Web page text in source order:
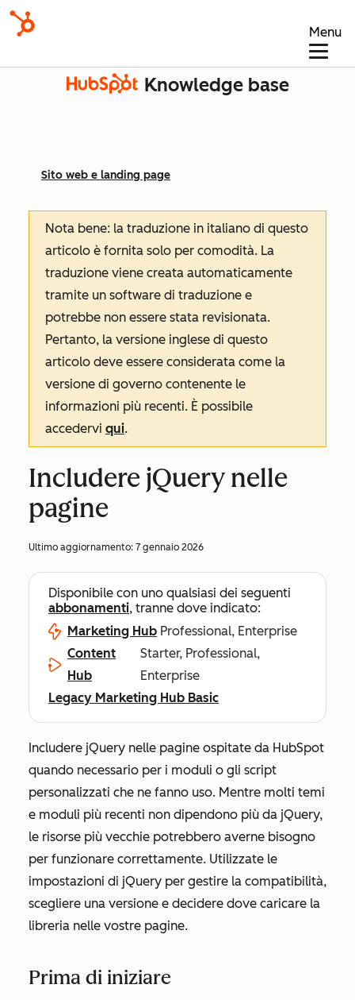
Menu
Knowledge base
Sito web e landing page
Nota bene: la traduzione in italiano di questo
articolo è fornita solo per comodità. La
traduzione viene creata automaticamente
tramite un software di traduzione e
potrebbe non essere stata revisionata.
Pertanto, la versione inglese di questo
articolo deve essere considerata come la
versione di governo contenente le
informazioni più recenti. È possibile
accedervi qui.
Includere jQuery nelle
pagine
Ultimo aggiornamento: 7 gennaio 2026
Disponibile con uno qualsiasi dei seguenti
abbonamenti, tranne dove indicato:
Marketing Hub Professional, Enterprise
Content
Hub
Starter, Professional,
Enterprise
Legacy Marketing Hub Basic
Includere jQuery nelle pagine ospitate da HubSpot
quando necessario per i moduli o gli script
personalizzati che ne fanno uso. Mentre molti temi
e moduli più recenti non dipendono più da jQuery,
le risorse più vecchie potrebbero averne bisogno
per funzionare correttamente. Utilizzate le
impostazioni di jQuery per gestire la compatibilità,
scegliere una versione e decidere dove caricare la
libreria nelle vostre pagine.
Prima di iniziare